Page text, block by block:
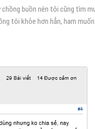
chồng buồn nên tôi cũng tìm
tôi khỏe hơn hẳn, ham muốn